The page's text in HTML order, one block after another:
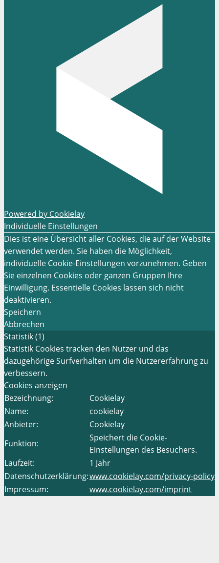
Powered by Cookielay
Individuelle Einstellungen
Dies ist eine Übersicht aller Cookies, die auf der Website
verwendet werden. Sie haben die Möglichkeit,
individuelle Cookie-Einstellungen vorzunehmen. Geben
Sie einzelnen Cookies oder ganzen Gruppen Ihre
Einwilligung. Essentielle Cookies lassen sich nicht
deaktivieren.
Speichern
Abbrechen
Statistik (1)
Statistik Cookies tracken den Nutzer und das
dazugehörige Surfverhalten um die Nutzererfahrung zu
verbessern.
Cookies anzeigen
Bezeichnung:
Cookielay
Name:
cookielay
Anbieter:
Cookielay
Funktion:
Speichert die Cookie-
Einstellungen des Besuchers.
Laufzeit:
1 Jahr
Datenschutzerklärung:www.cookielay.com/privacy-policy
Impressum:
www.cookielay.com/imprint